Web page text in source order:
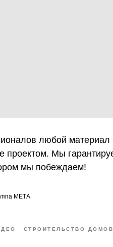
любой
проектом. Мы
мы побеждаем!
МЕТА
СТРОИТЕЛЬСТВО ДОМОВ